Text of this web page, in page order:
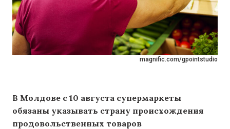
magnific.com/gpointstudio
В Молдове с 10 августа супермаркеты
обязаны указывать страну происхождения
продовольственных товаров